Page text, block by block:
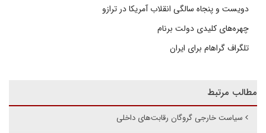
دویست و پنجاه سالگی انقلاب آمریکا در ترازو
چهره‌های کلیدی دولت برنام
تلگراف گراهام برای ایران
مطالب مرتبط
سیاست خارجی گروگان رقابت‌های داخلی